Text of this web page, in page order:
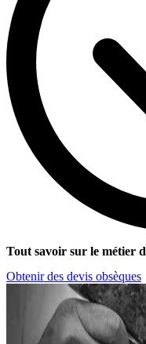
Tout savoir sur le métier
Obtenir des devis obsèques